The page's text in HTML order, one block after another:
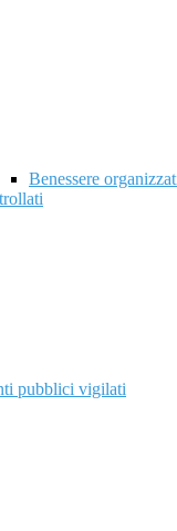
Benessere
pubblici vigilati